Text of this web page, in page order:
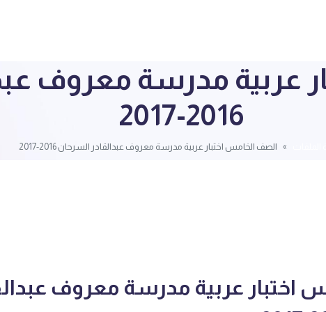
عربية مدرسة معروف
2016-2017
الصف الخامس اختبار عربية مدرسة معروف عبدالقادر السرحان 2016-2017
اختبار عربية مدرسة معروف